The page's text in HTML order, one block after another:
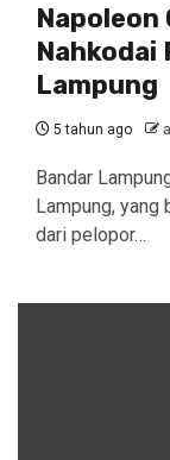
Nahkodai
Lampung
5 tahun ago
Bandar
Lampung, yang
dari pelopor…